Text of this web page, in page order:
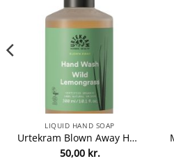
LIQUID HAND SOAP
Urtekram Blown Away Hand Wash Wild Lemongrass 300 ml fra Urtekram
50,00 kr.